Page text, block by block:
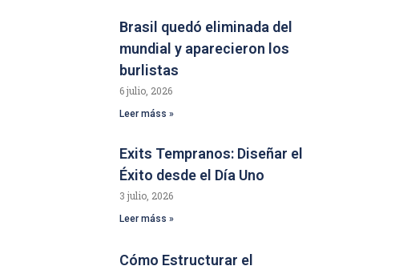
Brasil quedó eliminada del
mundial y aparecieron los
burlistas
6 julio, 2026
Leer máss »
Exits Tempranos: Diseñar el
Éxito desde el Día Uno
3 julio, 2026
Leer máss »
Cómo Estructurar el